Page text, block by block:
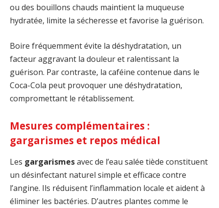
ou des bouillons chauds maintient la muqueuse
hydratée, limite la sécheresse et favorise la guérison.
Boire fréquemment évite la déshydratation, un
facteur aggravant la douleur et ralentissant la
guérison. Par contraste, la caféine contenue dans le
Coca-Cola peut provoquer une déshydratation,
compromettant le rétablissement.
Mesures complémentaires :
gargarismes et repos médical
Les gargarismesavec de l’eau salée tiède constituent
un désinfectant naturel simple et efficace contre
l’angine. Ils réduisent l’inflammation locale et aident à
éliminer les bactéries. D’autres plantes comme le